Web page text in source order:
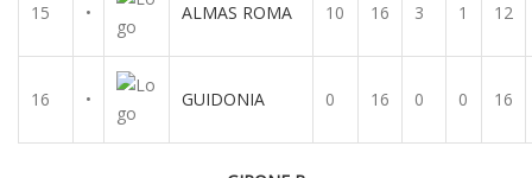
15 • ALMAS ROMA 10 16 3 1 12
16 • GUIDONIA 0 16 0 0 16